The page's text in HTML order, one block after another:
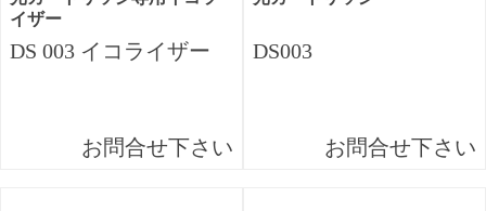
イザー
DS 003 イコライザー
お問合せ下さい
DS003
お問合せ下さい